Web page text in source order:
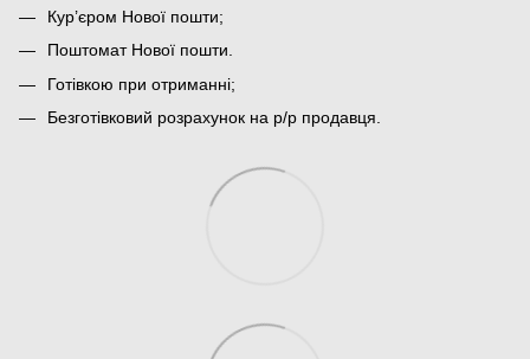
Кур’єром Нової пошти;
Поштомат Нової пошти.
Готівкою при отриманні;
Безготівковий розрахунок на р/р продавця.